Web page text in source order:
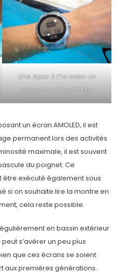
Une Apex 2 Pro avec un
écran transflectif MIP
un écran AMOLED, il est
permanent lors des activités
maximale, il est souvent
du poignet. Ce
exécuté également sous
si on souhaite lire la montre en
cela reste possible.
en bassin extérieur
peut s’avérer un peu plus
que ces écrans se soient
aux premières générations.